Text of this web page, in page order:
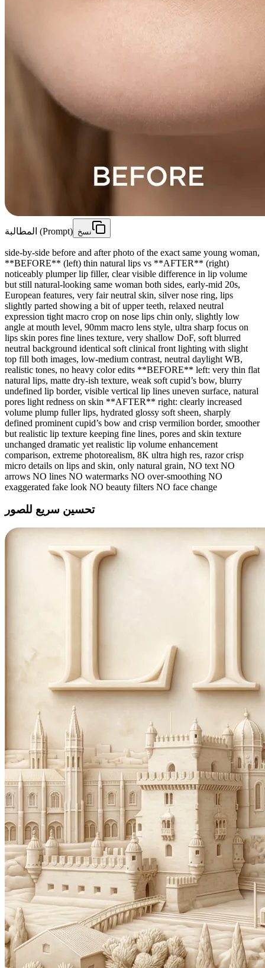
المطالبة (Prompt) نسخ
side-by-side before and after photo of the exact same young woman,
**BEFORE** (left) thin natural lips vs **AFTER** (right)
noticeably plumper lip filler, clear visible difference in lip volume
but still natural-looking same woman both sides, early-mid 20s,
European features, very fair neutral skin, silver nose ring, lips
slightly parted showing a bit of upper teeth, relaxed neutral
expression tight macro crop on nose lips chin only, slightly low
angle at mouth level, 90mm macro lens style, ultra sharp focus on
lips skin pores fine lines texture, very shallow DoF, soft blurred
neutral background identical soft clinical front lighting with slight
top fill both images, low-medium contrast, neutral daylight WB,
realistic tones, no heavy color edits **BEFORE** left: very thin flat
natural lips, matte dry-ish texture, weak soft cupid’s bow, blurry
undefined lip border, visible vertical lip lines uneven surface, natural
pores light redness on skin **AFTER** right: clearly increased
volume plump fuller lips, hydrated glossy soft sheen, sharply
defined prominent cupid’s bow and crisp vermilion border, smoother
but realistic lip texture keeping fine lines, pores and skin texture
unchanged dramatic yet realistic lip volume enhancement
comparison, extreme photorealism, 8K ultra high res, razor crisp
micro details on lips and skin, only natural grain, NO text NO
arrows NO lines NO watermarks NO over-smoothing NO
exaggerated fake look NO beauty filters NO face change
تحسين سريع للصور